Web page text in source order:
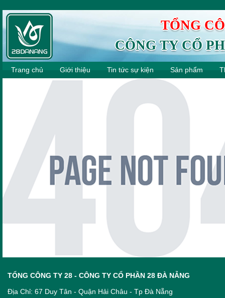
TỔNG
CÔNG TY CỔ
Trang chủ Giới thiệu Tin tức sự kiện Sản phẩm
TỔNG CÔNG TY 28 - CÔNG TY CỔ PHẦN 28 ĐÀ NẴNG
Địa Chỉ: 67 Duy Tân - Quận Hải Châu - Tp Đà Nẵng